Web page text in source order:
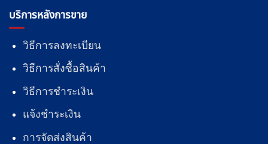
บริการหลังการขาย
วิธีการลงทะเบียน
วิธีการสั่งซื้อสินค้า
วิธีการชำระเงิน
แจ้งชำระเงิน
การจัดส่งสินค้า